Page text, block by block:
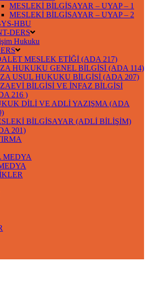
MESLEKİ BİLGİSAYAR – UYAP – 1
MESLEKİ BİLGİSAYAR – UYAP – 2
HBU
DERS
Hukuku
MESLEK ETİĞİ (ADA 217)
HUKUKU GENEL BİLGİSİ (ADA 114)
USUL HUKUKU BİLGİSİ (ADA 207)
BİLGİSİ VE İNFAZ BİLGİSİ
216 )
DİLİ VE ADLİ YAZIŞMA (ADA
BİLGİSAYAR (ADLİ BİLİŞİM)
201)
MEDYA